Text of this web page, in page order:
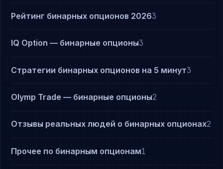
Рейтинг бинарных опционов 20263
IQ Option — бинарные опционы3
Стратегии бинарных опционов на 5 минут3
Olymp Trade — бинарные опционы2
Отзывы реальных людей о бинарных опционах2
Прочее по бинарным опционам1